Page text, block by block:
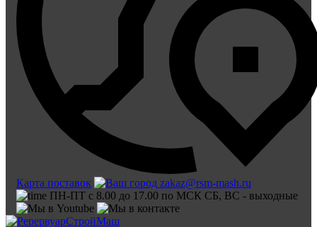
Карта поставок
zakaz@rsm-mash.ru
ПН-ПТ с 8.00 до 17.00 по МСК СБ, ВС - выходные